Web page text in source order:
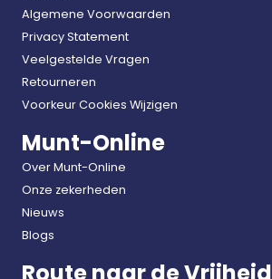
Algemene Voorwaarden
Privacy Statement
Veelgestelde Vragen
Retourneren
Voorkeur Cookies Wijzigen
Munt-Online
Over Munt-Online
Onze zekerheden
Nieuws
Blogs
Route naar de Vrijheid